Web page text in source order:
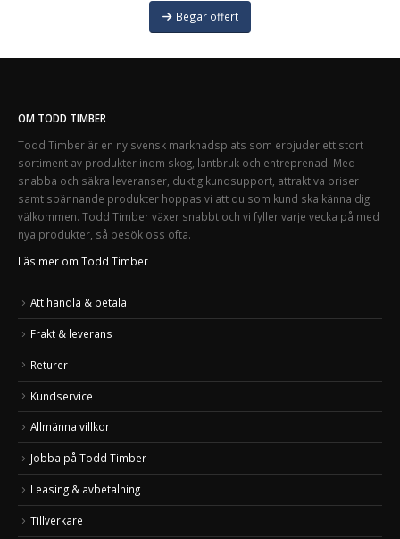
Begär offert
OM TODD TIMBER
Todd Timber är en ny svensk marknadsplats som erbjuder ett stort
sortiment av produkter inom skog, lantbruk och entreprenad. Med
snabba och säkra leveranser, duktig kundsupport, attraktiva priser
samt spännande produkter hoppas vi att du som kund ska känna dig
välkommen. Todd Timber växer snabbt och vi fyller varje vecka på med
nya produkter, så besök oss ofta.
Läs mer om Todd Timber
Att handla & betala
Frakt & leverans
Returer
Kundservice
Allmänna villkor
Jobba på Todd Timber
Leasing & avbetalning
Tillverkare